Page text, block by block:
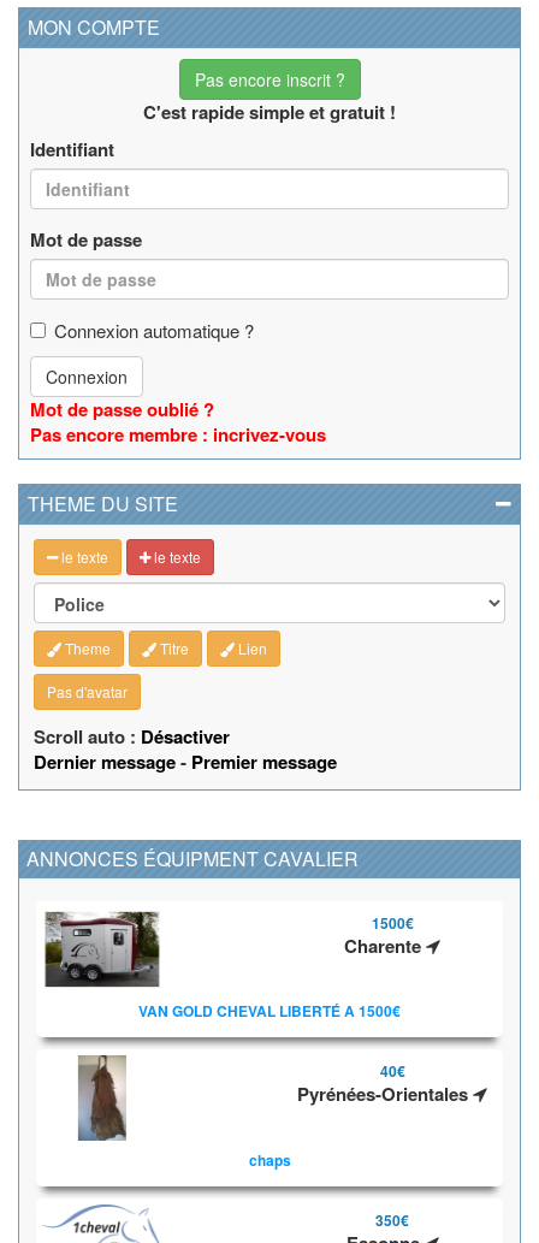
MON COMPTE
Pas encore inscrit ?
C'est rapide simple et gratuit !
Identifiant
Mot de passe
Connexion automatique ?
Connexion
Mot de passe oublié ?
Pas encore membre : incrivez-vous
THEME DU SITE
le texte le texte
Theme Titre Lien
Pas d'avatar
Scroll auto : Désactiver
Dernier message- Premier message
ANNONCES ÉQUIPMENT CAVALIER
1500€
Charente
VAN GOLD CHEVAL LIBERTÉ A 1500€
40€
Pyrénées-Orientales
chaps
350€